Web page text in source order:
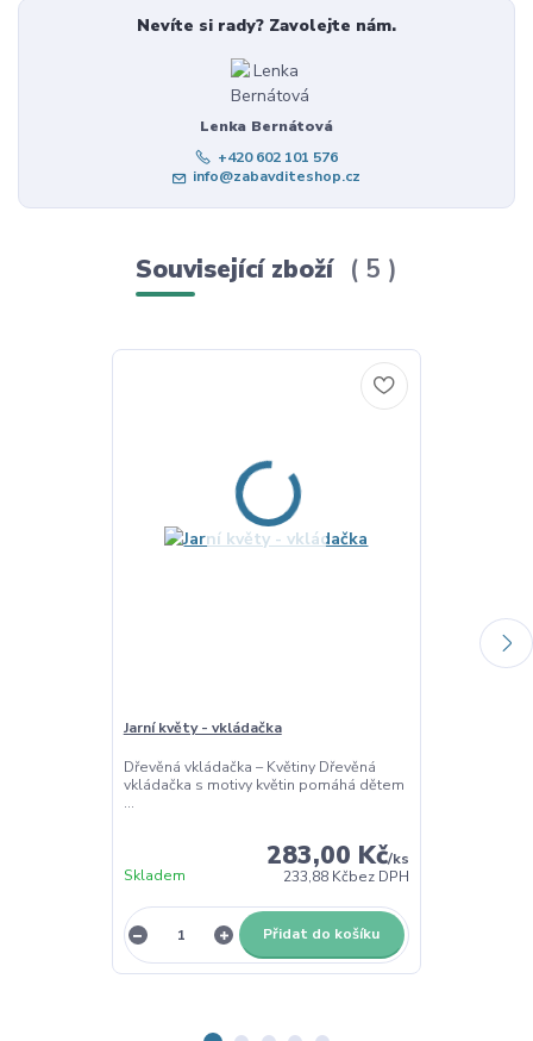
Nevíte si rady? Zavolejte nám.
Lenka Bernátová
+420 602 101 576
info@zabavditeshop.cz
Související zboží 5
Jarní květy - vkládačka
Dřevěná vkládačka – Květiny Dřevěná
vkládačka s motivy květin pomáhá dětem
...
283,00 Kč/ks
233,88 Kčbez DPH
Skladem
Přidat do košíku